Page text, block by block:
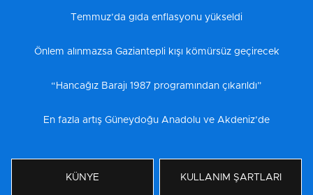
Temmuz’da gıda enflasyonu yükseldi
Önlem alınmazsa Gaziantepli kışı kömürsüz geçirecek
“Hancağız Barajı 1987 programından çıkarıldı”
En fazla artış Güneydoğu Anadolu ve Akdeniz’de
KÜNYE KULLANIM ŞARTLARI